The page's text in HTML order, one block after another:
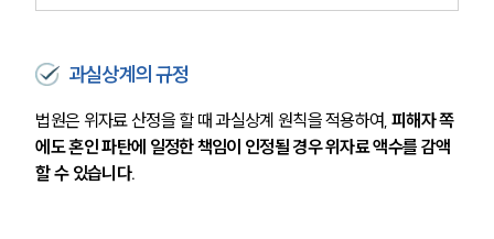
업무사례
이혼 주요 업무사례
과실상계의 규정
법원은 위자료 산정을 할 때 과실상계 원칙을 적용하여, 피해자 쪽
에도 혼인 파탄에 일정한 책임이 인정될 경우 위자료 액수를 감액
할 수 있습니다.